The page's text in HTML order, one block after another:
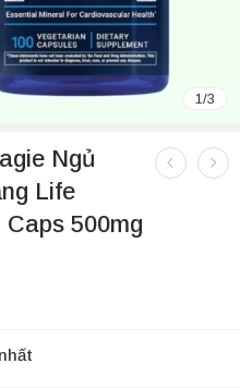
1/3
Ngủ
Life
500mg